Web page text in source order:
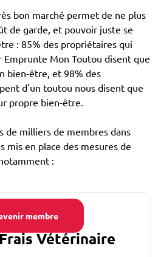
membre
bon marché permet de ne plus
de garde, et pouvoir juste se
: 85% des propriétaires qui
Mon Toutou disent que
bien-être, et 98% des
d'un toutou nous disent que
propre bien-être.
de milliers de membres dans
mis en place des mesures de
:
Vétérinaire